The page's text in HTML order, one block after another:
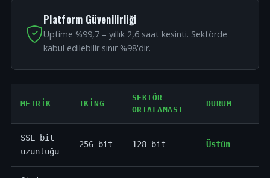
Platform Güvenilirliği
Uptime %99,7 – yıllık 2,6 saat kesinti. Sektörde
kabul edilebilir sınır %98'dir.
METRIK 1KING
SEKTÖR
ORTALAMASI
DURUM
SSL bit
uzunluğu
256-bit 128-bit Üstün